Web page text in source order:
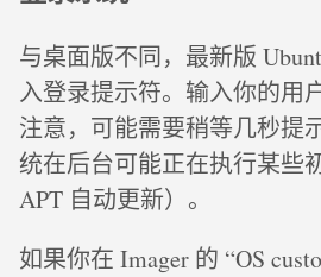
与桌面版不同，最新版
入登录提示符。输入你的用
注意，可能需要稍等几秒提
统在后台可能正在执行某些
APT 自动更新）。
如果你在 Imager 的 “OS